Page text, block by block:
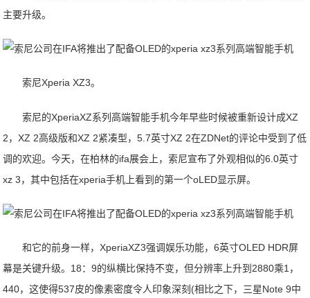
主要升级。
索尼Xperia XZ3。
索尼的XperiaXZ系列高端智能手机今年早些时候被重新设计成XZ
2，XZ 2高级版和XZ 2紧凑型，5.7英寸XZ 2在ZDNet的评论中受到了低
调的欢迎。今天，在柏林的ifa展会上，索尼宣布了外观相似的6.0英寸
xz 3，其中包括在xperia手机上看到的第一个oLED显示屏。
和它的前身一样，XperiaXZ3强调娱乐功能，6英寸OLED HDR屏
幕是关键升级。18：9的纵横比保持不变，但分辨率上升到2880乘1，
440，这使得537皮的像素密度令人印象深刻(相比之下，三星Note 9中